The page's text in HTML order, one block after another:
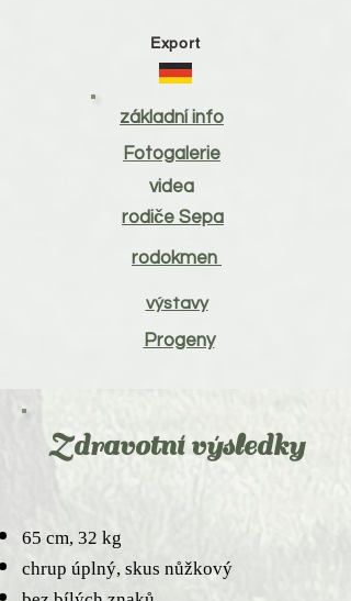
Export
základní info
Fotogalerie
videa
rodiče Sepa
rodokmen
výstavy
Progeny
Zdravotní výsledky
65 cm, 32 kg
chrup úplný, skus nůžkový